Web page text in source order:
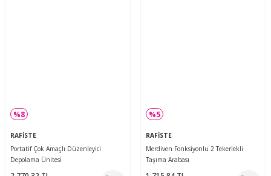
%8
RAFİSTE
Portatif Çok Amaçlı Düzenleyici
Depolama Ünitesi
%5
RAFİSTE
Merdiven Fonksiyonlu 2 Tekerlekli
Taşıma Arabası